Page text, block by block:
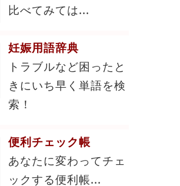
比べてみては...
妊娠用語辞典
トラブルなど困ったと
きにいち早く単語を検
索！
便利チェック帳
あなたに変わってチェ
ックする便利帳...